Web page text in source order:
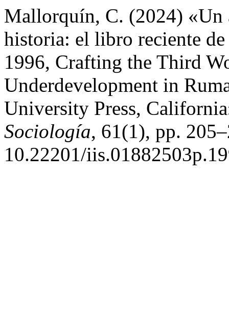
Mallorquín, C. (2024) «Un
historia: el libro reciente
1996, Crafting the Third
Underdevelopment in
University Press,
Sociología, 61(1), pp.
10.22201/